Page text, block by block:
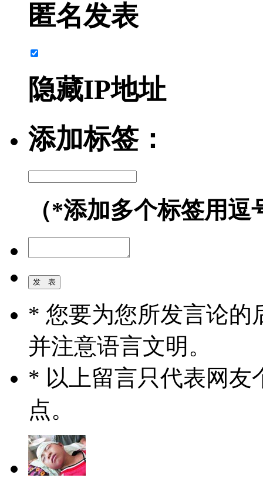
匿名发表
隐藏IP地址
添加标签：
（*添加多个标签用逗
* 您要为您所发言论的
并注意语言文明。
* 以上留言只代表网友
点。